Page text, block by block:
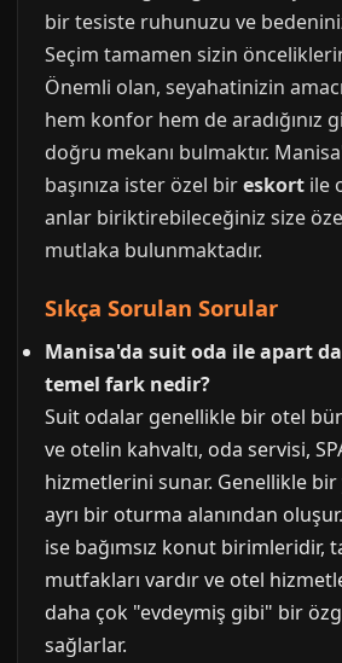
bir tesiste ruhunuzu ve
Seçim tamamen sizin
Önemli olan, seyahatinizin
hem konfor hem de aradığınız
doğru mekanı bulmaktır.
başınıza ister özel bireskort ile
anlar biriktirebileceğiniz size
mutlaka bulunmaktadır.
Sıkça Sorulan Sorular
Manisa'da suit oda ile apart
temel fark nedir?
Suit odalar genellikle bir otel
ve otelin kahvaltı, oda servisi,
hizmetlerini sunar. Genellikle bir
ayrı bir oturma alanından
ise bağımsız konut birimleridir,
mutfakları vardır ve otel
daha çok "evdeymiş gibi" bir
sağlarlar.